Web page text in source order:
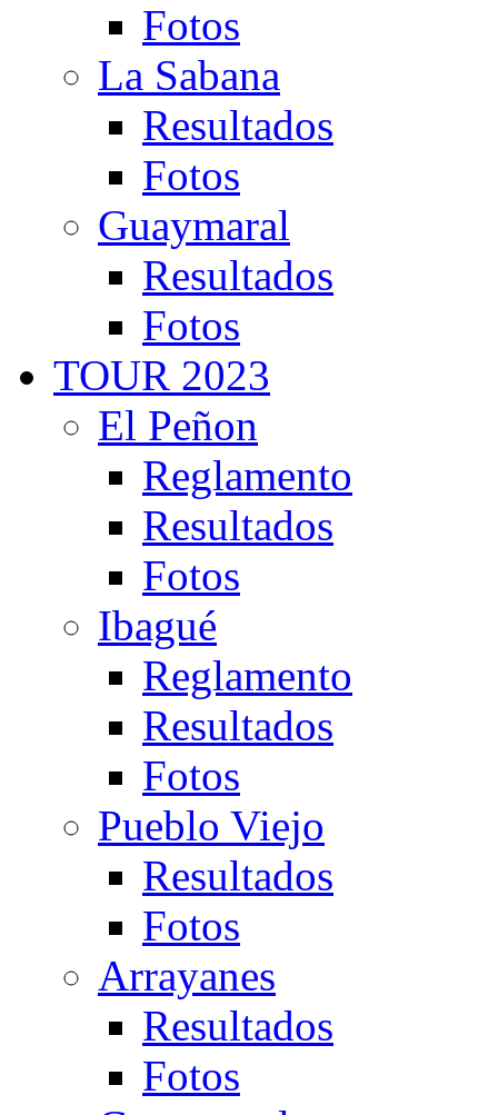
Fotos
La Sabana
Resultados
Fotos
Guaymaral
Resultados
Fotos
TOUR 2023
El Peñon
Reglamento
Resultados
Fotos
Ibagué
Reglamento
Resultados
Fotos
Pueblo Viejo
Resultados
Fotos
Arrayanes
Resultados
Fotos